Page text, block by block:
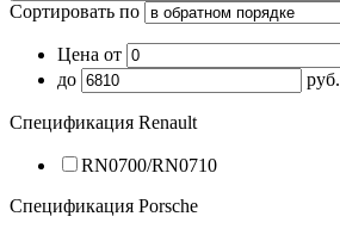
Сортировать по
Цена от
до
руб.
Спецификация Renault
RN0700/RN0710
Спецификация Porsche